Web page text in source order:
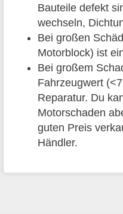
Bauteile defekt
wechseln,
Bei großen
Motorblock) ist
Bei großem
Fahrzeugwert
Reparatur. Du
Motorschaden
guten Preis
Händler.